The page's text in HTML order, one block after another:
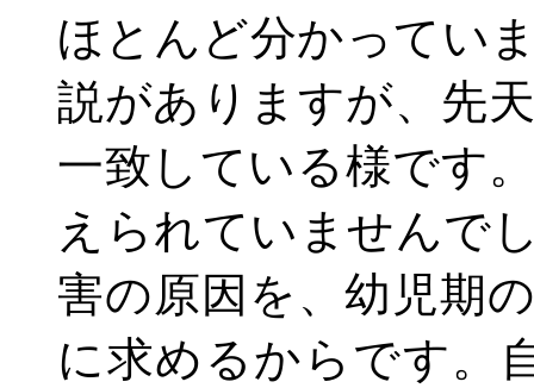
ほとんど分かってい
説がありますが、先
一致している様です
えられていませんで
害の原因を、幼児期
に求めるからです。